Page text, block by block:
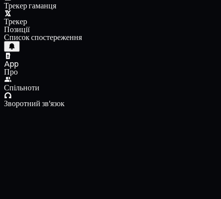
Трекер гаманця
Трекер
Позиції
Список спостереження
App
Про
Спільноти
Зворотний зв'язок